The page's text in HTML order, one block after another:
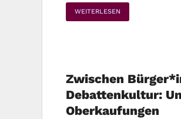
WEITERLESEN
Zwischen
Debattenkultur:
Oberkaufungen